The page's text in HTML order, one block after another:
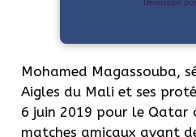
Développé
Mohamed Magassouba,
Aigles du Mali et ses
6 juin 2019 pour le Qatar
matches amicaux avant